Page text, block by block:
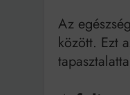
Az
között. Ezt